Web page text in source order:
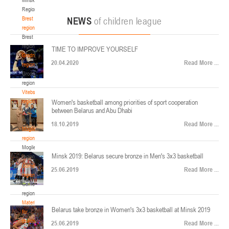
Region
Brest
region
Brest
region
Grodno
region
Grodno
region
Vitebsk
region
Vitebsk
region
Mogilev
region
Mogilev
region
Gomel
region
Gomel
region
Materials
for
coaches
ул. Ленинградская, 4
Минск
Финал четырех – юноши 2014-2015 гг.р., Дивизион 2, 22-24 апреля 2026 г., г.
Минск, ул. Стадионная, 3
U-12, девушки
V тур – девушки 2014-2015 гг.р., Дивизион 1, 17-19 апреля 2026 г., г. Гомель,
ул. Б.Хмельницкого, 118а
Минск
Финал 4-х – девушки 2010-2011 гг.р., Дивизион 2, 14-16 апреля 2026 г., г.
Минск, ул. Стадионная, 3
NEWS of children league
TIME TO IMPROVE YOURSELF
20.04.2020 Read More ...
Women's basketball among priorities of sport cooperation
between Belarus and Abu Dhabi
18.10.2019 Read More ...
Minsk 2019: Belarus secure bronze in Men's 3x3 basketball
25.06.2019 Read More ...
Belarus take bronze in Women's 3x3 basketball at Minsk 2019
25.06.2019 Read More ...